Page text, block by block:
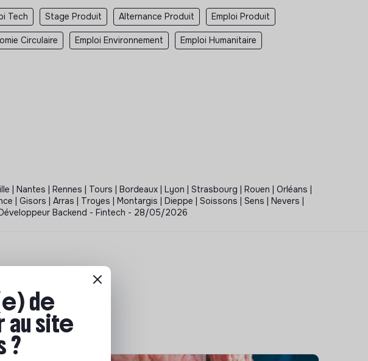
Tech Stage Produit Alternance Produit Emploi Produit
Circulaire Emploi Environnement Emploi Humanitaire
| Nantes | Rennes | Tours | Bordeaux | Lyon | Strasbourg | Rouen | Orléans |
| Gisors | Arras | Troyes | Montargis | Dieppe | Soissons | Sens | Nevers |
Développeur Backend - Fintech - 28/05/2026
une
de
site
?